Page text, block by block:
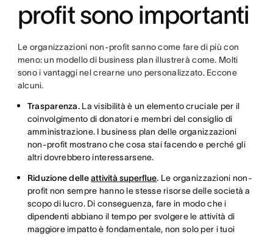
profit sono importanti
Le organizzazioni non-profit sanno come fare di più con
meno: un modello di business plan illustrerà come. Molti
sono i vantaggi nel crearne uno personalizzato. Eccone
alcuni.
Trasparenza. La visibilità è un elemento cruciale per il
coinvolgimento di donatori e membri del consiglio di
amministrazione. I business plan delle organizzazioni
non-profit mostrano che cosa stai facendo e perché gli
altri dovrebbero interessarsene.
Riduzione delleattività superflue. Le organizzazioni non-
profit non sempre hanno le stesse risorse delle società a
scopo di lucro. Di conseguenza, fare in modo che i
dipendenti abbiano il tempo per svolgere le attività di
maggiore impatto è fondamentale, non solo per i tuoi